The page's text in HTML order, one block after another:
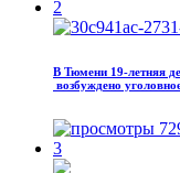
2
В Тюмени 19‑летняя
возбуждено
3